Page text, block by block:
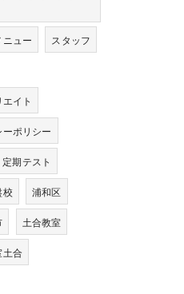
ニュー スタッフ
イト
ポリシー
定期テスト
校 浦和区
土合教室
土合